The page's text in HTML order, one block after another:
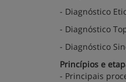
- Diagnóstico
- Diagnóstico
- Diagnóstico
Princípios e
- Principais